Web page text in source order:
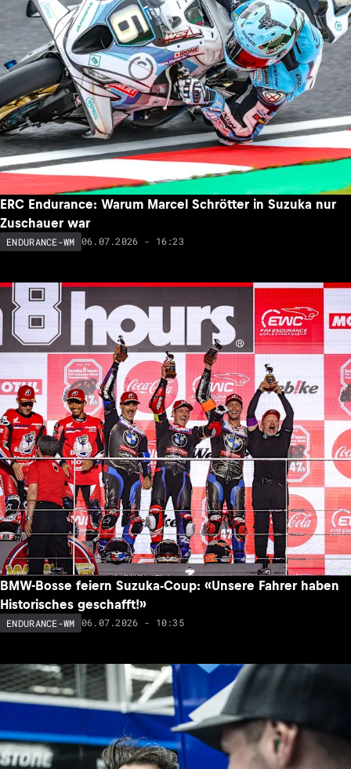
ERC Endurance: Warum Marcel Schrötter in Suzuka nur
Zuschauer war
ENDURANCE-WM 06.07.2026 - 16:23
BMW-Bosse feiern Suzuka-Coup: «Unsere Fahrer haben
Historisches geschafft!»
ENDURANCE-WM 06.07.2026 - 10:35